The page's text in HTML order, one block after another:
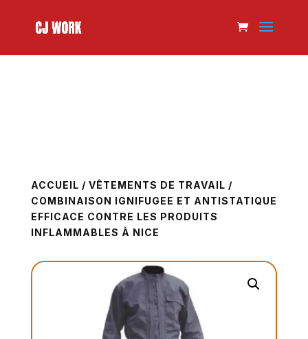
ACCUEIL / VÊTEMENTS DE TRAVAIL /
COMBINAISON IGNIFUGEE ET ANTISTATIQUE
EFFICACE CONTRE LES PRODUITS
INFLAMMABLES À NICE